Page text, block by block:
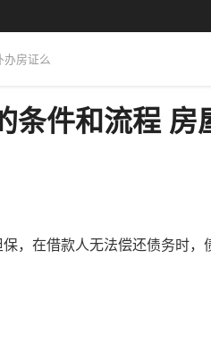
办房证么
条件和流程 房
，在借款人无法偿还债务时，